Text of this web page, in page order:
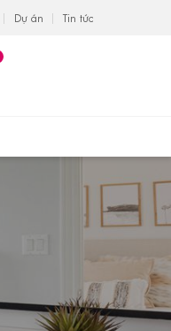
Dự án Tin tức